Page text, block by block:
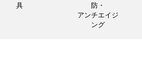
具
防・
アンチエイジ
ング